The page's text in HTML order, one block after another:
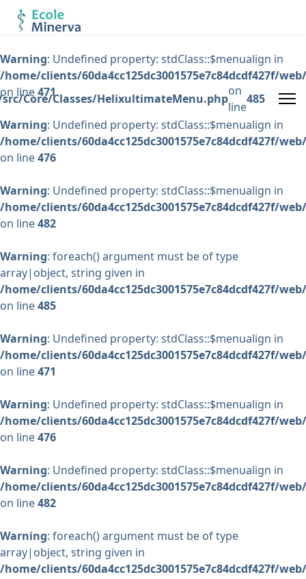
Core/Classes/HelixultimateMenu.php
on
line
485
Warning: Undefined property: stdClass::$menualign in
/home/clients/60da4cc125dc3001575e7c84dcdf427f/
on line471
Warning: Undefined property: stdClass::$menualign in
/home/clients/60da4cc125dc3001575e7c84dcdf427f/
on line476
Warning: Undefined property: stdClass::$menualign in
/home/clients/60da4cc125dc3001575e7c84dcdf427f/
on line482
Warning: foreach() argument must be of type
array|object, string given in
/home/clients/60da4cc125dc3001575e7c84dcdf427f/
on line485
Warning: Undefined property: stdClass::$menualign in
/home/clients/60da4cc125dc3001575e7c84dcdf427f/
on line471
Warning: Undefined property: stdClass::$menualign in
/home/clients/60da4cc125dc3001575e7c84dcdf427f/
on line476
Warning: Undefined property: stdClass::$menualign in
/home/clients/60da4cc125dc3001575e7c84dcdf427f/
on line482
Warning: foreach() argument must be of type
array|object, string given in
/home/clients/60da4cc125dc3001575e7c84dcdf427f/